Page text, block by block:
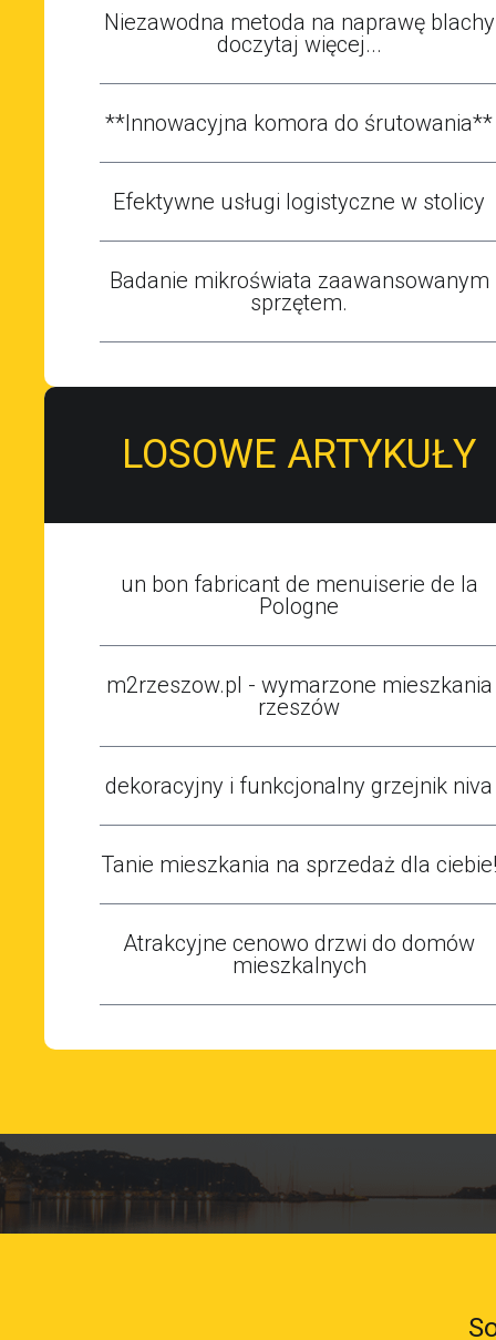
Niezawodna metoda na naprawę blachy
doczytaj więcej...
**Innowacyjna komora do śrutowania**
Efektywne usługi logistyczne w stolicy
Badanie mikroświata zaawansowanym
sprzętem.
LOSOWE ARTYKUŁY
un bon fabricant de menuiserie de la
Pologne
m2rzeszow.pl - wymarzone mieszkania
rzeszów
dekoracyjny i funkcjonalny grzejnik niva
Tanie mieszkania na sprzedaż dla ciebie!
Atrakcyjne cenowo drzwi do domów
mieszkalnych